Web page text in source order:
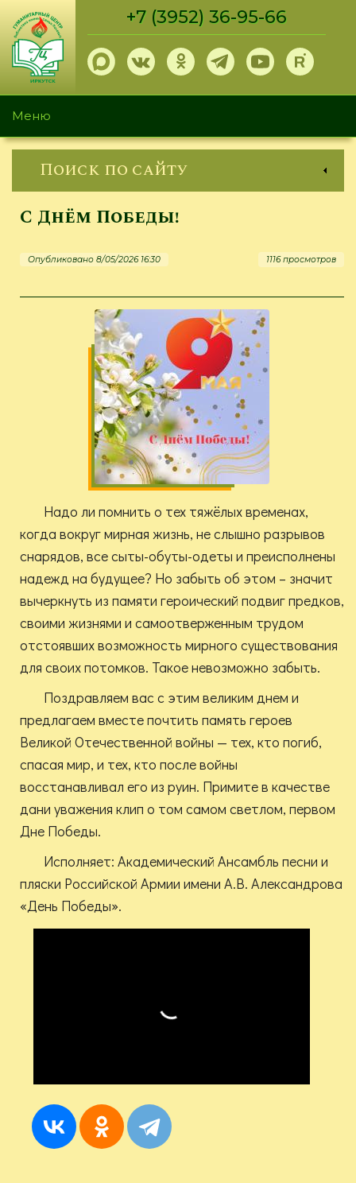
Перейти
основному
содержанию
+7 (3952) 36-95-66
Меню
Поиск по сайту
С Днём Победы!
Опубликовано 8/05/2026 16:30 1116 просмотров
Надо ли помнить о тех тяжёлых временах,
когда вокруг мирная жизнь, не слышно разрывов
снарядов, все сыты-обуты-одеты и преисполнены
надежд на будущее? Но забыть об этом – значит
вычеркнуть из памяти героический подвиг предков,
своими жизнями и самоотверженным трудом
отстоявших возможность мирного существования
для своих потомков. Такое невозможно забыть.
Поздравляем вас с этим великим днем и
предлагаем вместе почтить память героев
Великой Отечественной войны — тех, кто погиб,
спасая мир, и тех, кто после войны
восстанавливал его из руин. Примите в качестве
дани уважения клип о том самом светлом, первом
Дне Победы.
Исполняет: Академический Ансамбль песни и
пляски Российской Армии имени А.В. Александрова
«День Победы».